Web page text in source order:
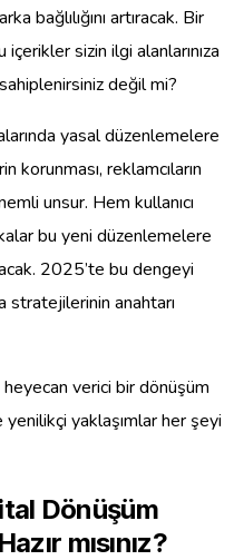
bağlılığını artıracak. Bir
sizin ilgi alanlarınıza
değil mi?
yasal düzenlemelere
reklamcıların
unsur. Hem kullanıcı
bu yeni düzenlemelere
2025’te bu dengeyi
stratejilerinin anahtarı
verici bir dönüşüm
yaklaşımlar her şeyi
Dönüşüm
mısınız?